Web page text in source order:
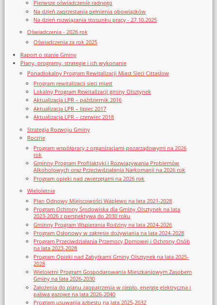
Pierwsze oświadczenie radnego
Na dzień zaprzestania pełnienia obowiązków
Na dzień rozwiązania stosunku pracy - 27.10.2025
Oświadczenia - 2026 rok
Oświadczenia za rok 2025
Raport o stanie Gminy
Plany, programy, strategie i ich wykonanie
Ponadlokalny Program Rewitalizacji Miast Sieci Cittaslow
Program rewitalizacji sieci miast
Lokalny Program Rewitalizacji gminy Olsztynek
Aktualizacja LPR – październik 2016
Aktualizacja LPR – lipiec 2017
Aktualizacja LPR – czerwiec 2018
Strategia Rozwoju Gminy
Roczne
Program współpracy z organizacjami pozarządowymi na 2026
rok
Gminny Program Profilaktyki i Rozwiązywania Problemów
Alkoholowych oraz Przeciwdziałania Narkomanii na 2026 rok
Program opieki nad zwierzętami na 2026 rok
Wieloletnie
Plan Odnowy Miejscowości Waplewo na lata 2021-2028
Program Ochrony Środowiska dla Gminy Olsztynek na lata
2023-2026 z perspektywą do 2030 roku
Gminny Program Wspierania Rodziny na lata 2024-2026
Program Osłonowy w zakresie dożywiania na lata 2024-2028
Program Przeciwdziałania Przemocy Domowej i Ochrony Osób
na lata 2023-2028
Program Opieki nad Zabytkami Gminy Olsztynek na lata 2025-
2028
Wieloletni Program Gospodarowania Mieszkaniowym Zasobem
Gminy na lata 2026-2030
Założenia do planu zaopatrzenia w ciepło, energię elektryczna i
paliwa gazowe na lata 2026-2040
Program usuwania azbestu na lata 2025-2032